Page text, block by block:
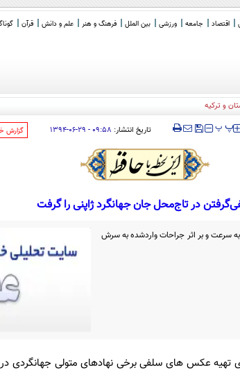
اقتصاد جامعه ورزشی بین الملل فرهنگ و هنر علم و دانش قرآن
و ترکیه
‍‍‍ پ پ تاریخ انتشار: ۰۹:۵۸ - ۲۹-۰۶-۱۳۹۴ ‌گزارش
در تاج‌محل جان جهانگرد ژاپنی را گرفت
سرعت و بر اثر جراحات واردشده به سرش
تهیه عکس های سلفی برخی نهادهای متولی